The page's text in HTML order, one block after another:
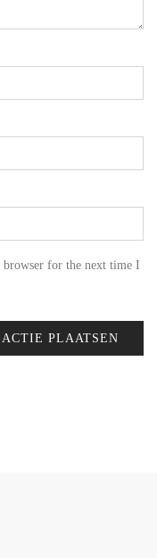
browser for the next time I